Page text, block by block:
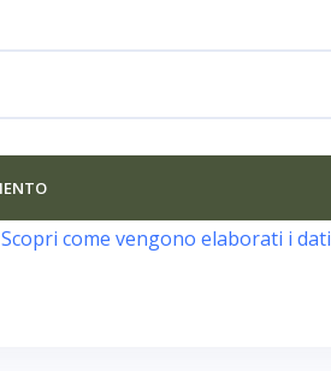
Scopri come vengono elaborati i dati